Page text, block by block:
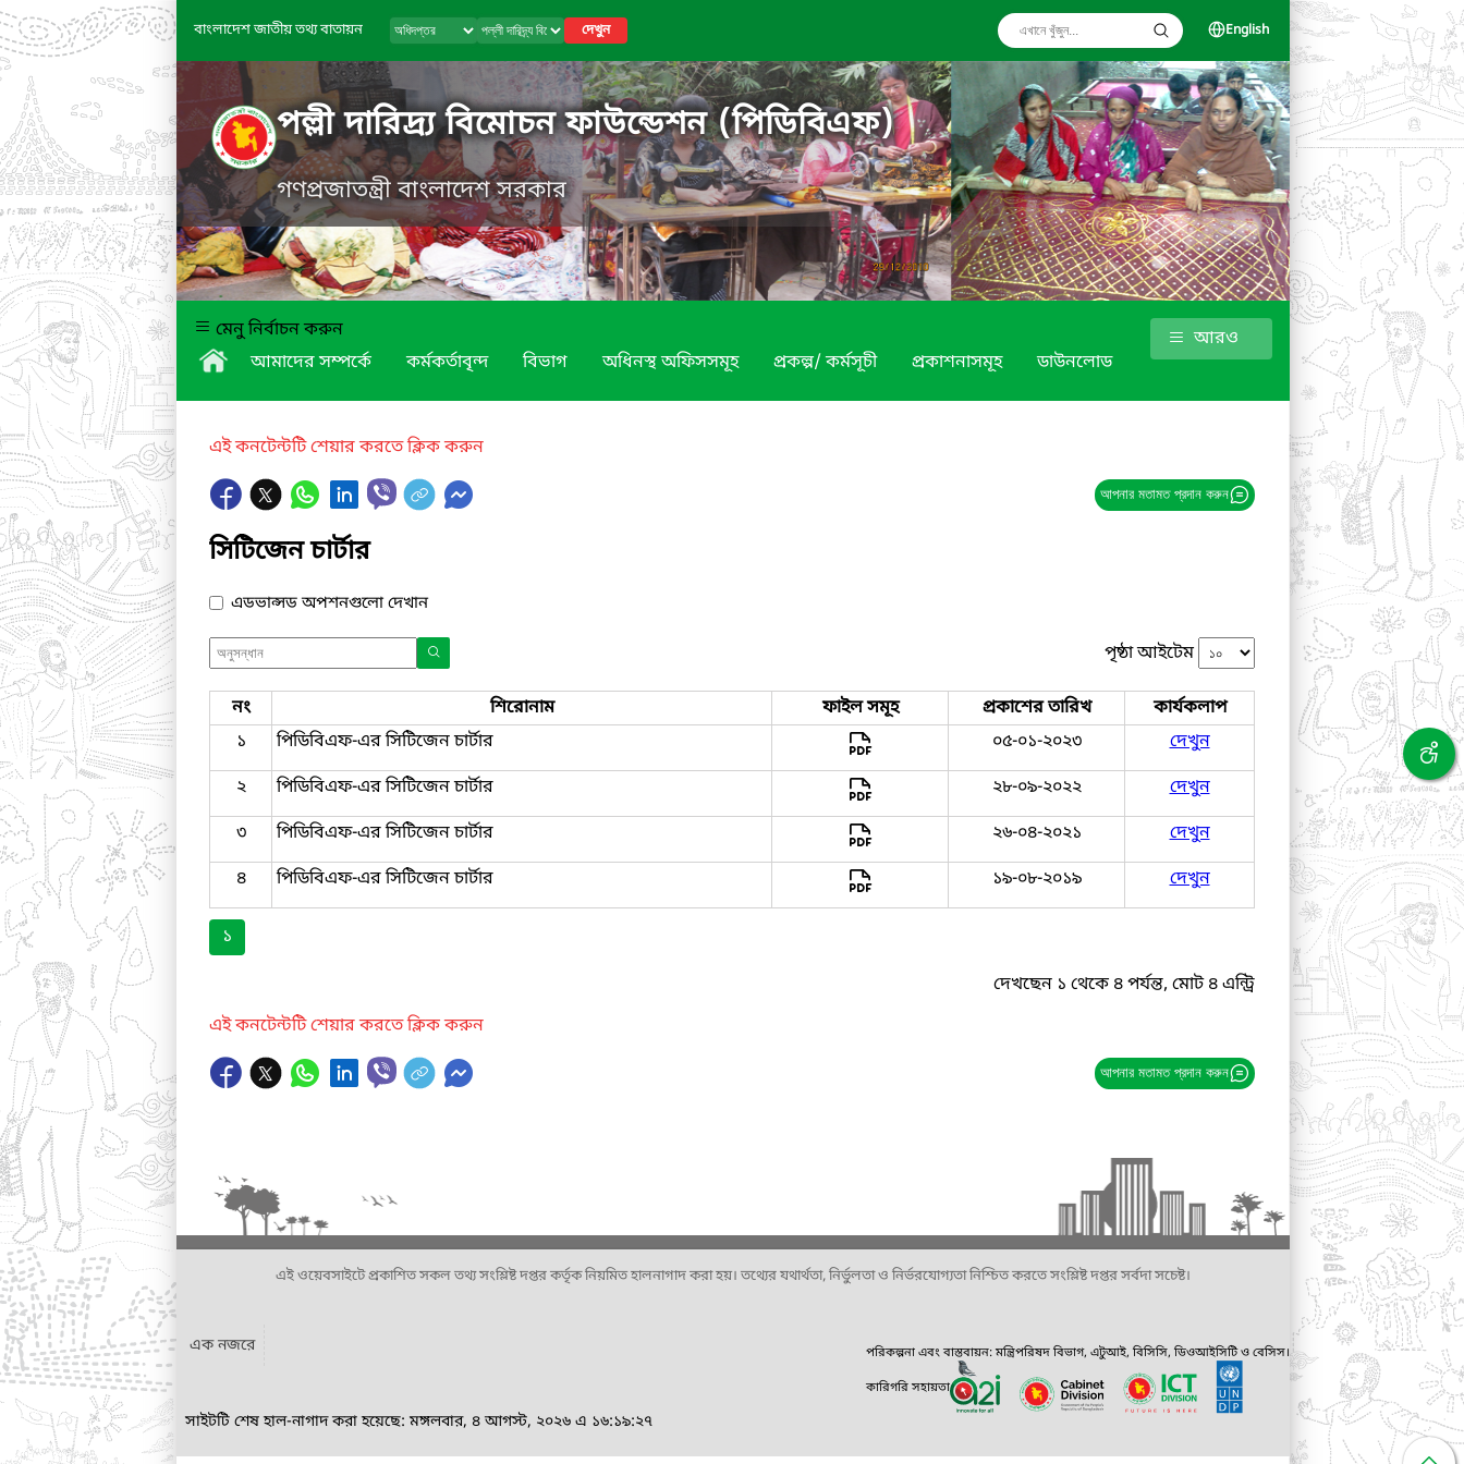
বাংলাদেশ জাতীয় তথ্য বাতায়ন দেখুন English
পল্লী দারিদ্র্য বিমোচন ফাউন্ডেশন (পিডিবিএফ)
গণপ্রজাতন্ত্রী বাংলাদেশ সরকার
মেনু নির্বাচন করুন
আমাদের সম্পর্কে
কর্মকর্তাবৃন্দ বিভাগ অধিনস্থ অফিসসমূহ প্রকল্প/ কর্মসূচী প্রকাশনাসমূহ ডাউনলোড
আরও
এই কনটেন্টটি শেয়ার করতে ক্লিক করুন
আপনার মতামত প্রদান করুন
সিটিজেন চার্টার
এডভান্সড অপশনগুলো দেখান
পৃষ্ঠা আইটেম
নং শিরোনাম ফাইল সমূহ প্রকাশের তারিখ
কার্যকলাপ
১
পিডিবিএফ-এর সিটিজেন চার্টার ০৫-০১-২০২৩
দেখুন
২
পিডিবিএফ-এর সিটিজেন চার্টার ২৮-০৯-২০২২
দেখুন
৩
পিডিবিএফ-এর সিটিজেন চার্টার ২৬-০৪-২০২১
দেখুন
৪
পিডিবিএফ-এর সিটিজেন চার্টার ১৯-০৮-২০১৯ দেখুন
১
দেখছেন ১ থেকে ৪ পর্যন্ত, মোট ৪ এন্ট্রি
এই কনটেন্টটি শেয়ার করতে ক্লিক করুন
আপনার মতামত প্রদান করুন
এই ওয়েবসাইটে প্রকাশিত সকল তথ্য সংশ্লিষ্ট দপ্তর কর্তৃক নিয়মিত হালনাগাদ করা হয়। তথ্যের যথার্থতা, নির্ভুলতা ও নির্ভরযোগ্যতা নিশ্চিত করতে সংশ্লিষ্ট দপ্তর সর্বদা সচেষ্ট।
এক নজরে
সাইটটি শেষ হাল-নাগাদ করা হয়েছে: মঙ্গলবার, ৪ আগস্ট, ২০২৬ এ ১৬:১৯:২৭
পরিকল্পনা এবং বাস্তবায়ন: মন্ত্রিপরিষদ বিভাগ, এটুআই, বিসিসি, ডিওআইসিটি ও বেসিস।
কারিগরি সহায়তা